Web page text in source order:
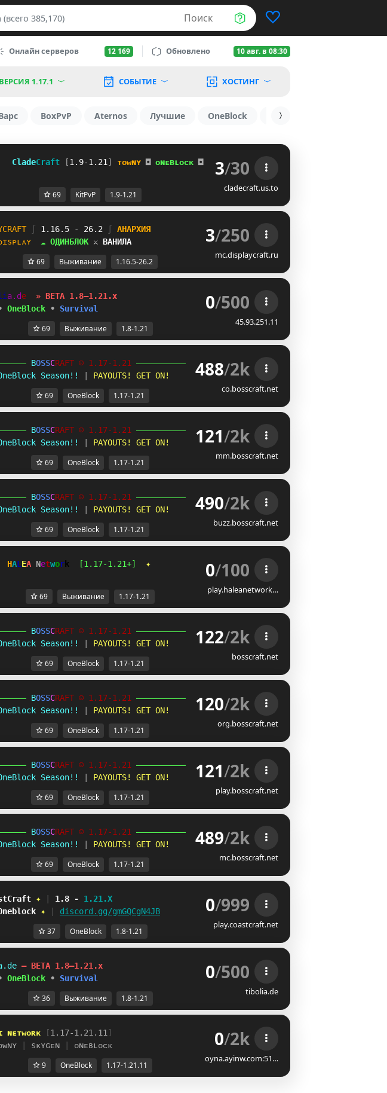
Поиск
Онлайн серверов 12 169 Обновлено 10 авг. в 08:30
ВЕРСИЯ 1.17.1 СОБЫТИЕ ХОСТИНГ
BoxPvP Aternos Лучшие OneBlock 1.19.3
Craft [1.9-1.21 ] ᴛᴏᴡɴʏ ◘ ᴏɴᴇʙʟᴏᴄᴋ ◘ ᴋɪᴛᴘᴠᴘ (Now 1.21!)
3/30
cladecraft.us.to
69 KitPvP 1.9-1.21
CRAFT 1.16.5 - 26.2
АНАРХИЯ
ɪѕᴘʟᴀʏ ☁ ОДИНБЛОК ⚔ ВАНИЛА 3/250
mc.displaycraft.ru
69 Выживание 1.16.5-26.2
i a. de
» BETA 1.8–1.21.x
OneBlock • Survival 0/500
45.93.251.11
69 Выживание 1.8-1.21
BOSSCRAFT ☺ 1.17-1.21
╮
Season!!
PAYOUTS! GET ON! 488/2k
co.bosscraft.net
69 OneBlock 1.17-1.21
BOSSCRAFT ☺ 1.17-1.21
╮
Season!!
PAYOUTS! GET ON! 121/2k
mm.bosscraft.net
69 OneBlock 1.17-1.21
BOSSCRAFT ☺ 1.17-1.21
╮
Season!!
PAYOUTS! GET ON! 490/2k
buzz.bosscraft.net
69 OneBlock 1.17-1.21
HAL EA Network [1.17-1.21+] ✦
0/100
play.haleanetwork…
69 Выживание 1.17-1.21
BOSSCRAFT ☺ 1.17-1.21
╮
Season!!
PAYOUTS! GET ON! 122/2k
bosscraft.net
69 OneBlock 1.17-1.21
BOSSCRAFT ☺ 1.17-1.21
╮
Season!!
PAYOUTS! GET ON! 120/2k
org.bosscraft.net
69 OneBlock 1.17-1.21
BOSSCRAFT ☺ 1.17-1.21
╮
Season!!
PAYOUTS! GET ON! 121/2k
play.bosscraft.net
69 OneBlock 1.17-1.21
BOSSCRAFT ☺ 1.17-1.21
╮
Season!!
PAYOUTS! GET ON! 489/2k
mc.bosscraft.net
69 OneBlock 1.17-1.21
tCraft ✦ 1.8 - 1.21.X
neblock ✦ discord.gg/gmGQCgN4JB 0/999
play.coastcraft.net
37 OneBlock 1.8-1.21
. de – BETA 1.8–1.21.x
OneBlock • Survival 0/500
tibolia.de
36 Выживание 1.8-1.21
ɴᴇᴛᴡᴏʀᴋ [1.17-1.21.11 ]
sᴋʏɢᴇɴ ᴏɴᴇʙʟᴏᴄᴋ 0/2k
oyna.ayinw.com:51…
9 OneBlock 1.17-1.21.11